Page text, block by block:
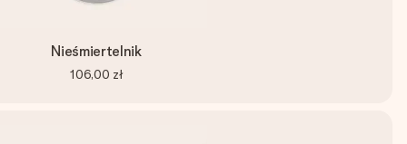
Nieśmiertelnik
106,00 zł